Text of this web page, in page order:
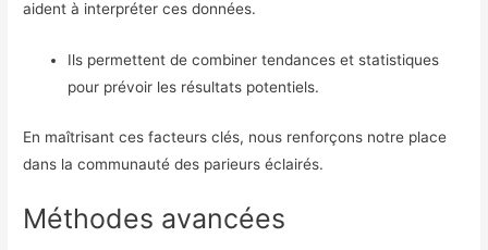
aident à interpréter ces données.
Ils permettent de combiner tendances et statistiques
pour prévoir les résultats potentiels.
En maîtrisant ces facteurs clés, nous renforçons notre place
dans la communauté des parieurs éclairés.
Méthodes avancées